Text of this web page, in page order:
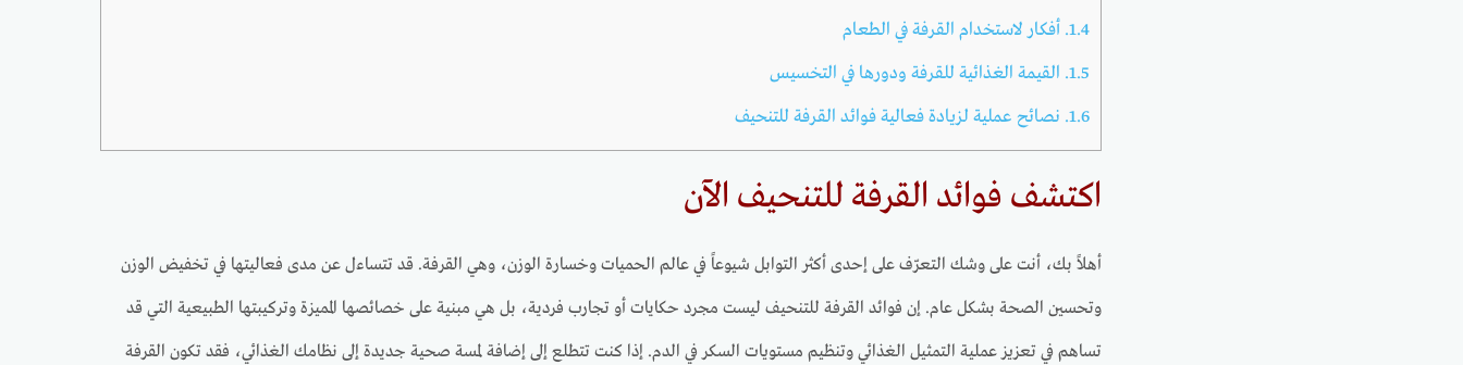
1.4. أفكار لاستخدام القرفة في الطعام
1.5. القيمة الغذائية للقرفة ودورها في التخسيس
1.6. نصائح عملية لزيادة فعالية فوائد القرفة للتنحيف
اكتشف فوائد القرفة للتنحيف الآن
أهلاً بك، أنت على وشك التعرّف على إحدى أكثر التوابل شيوعاً في عالم الحميات وخسارة الوزن، وهي القرفة. قد تتساءل عن مدى فعاليتها في تخفيض الوزن
وتحسين الصحة بشكل عام. إن فوائد القرفة للتنحيف ليست مجرد حكايات أو تجارب فردية، بل هي مبنية على خصائصها المميزة وتركيبتها الطبيعية التي قد
تساهم في تعزيز عملية التمثيل الغذائي وتنظيم مستويات السكر في الدم. إذا كنت تتطلع إلى إضافة لمسة صحية جديدة إلى نظامك الغذائي، فقد تكون القرفة